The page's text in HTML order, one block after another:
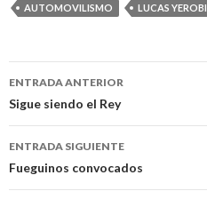
AUTOMOVILISMO LUCAS YEROBI
Navegación
de
entradas
ENTRADA ANTERIOR
Sigue siendo el Rey
ENTRADA SIGUIENTE
Fueguinos convocados